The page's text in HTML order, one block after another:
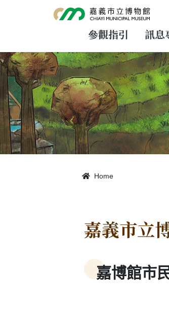
參觀指引 訊息
Home
嘉義市立
嘉博館市